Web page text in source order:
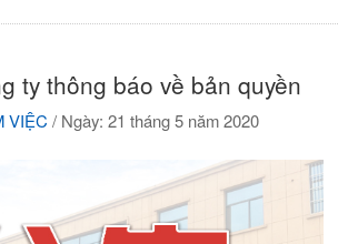
ty thông báo về bản quyền
VIỆC / Ngày: 21 tháng 5 năm 2020